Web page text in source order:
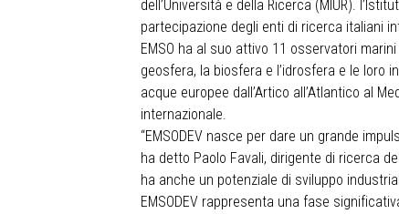
dell’Università e della Ricerca (MIUR).
partecipazione degli enti di ricerca italiani
EMSO ha al suo attivo 11 osservatori
geosfera, la biosfera e l’idrosfera e le loro
acque europee dall’Artico all’Atlantico al
internazionale.
“EMSODEV nasce per dare un grande
ha detto Paolo Favali, dirigente di ricerca
ha anche un potenziale di sviluppo
EMSODEV rappresenta una fase